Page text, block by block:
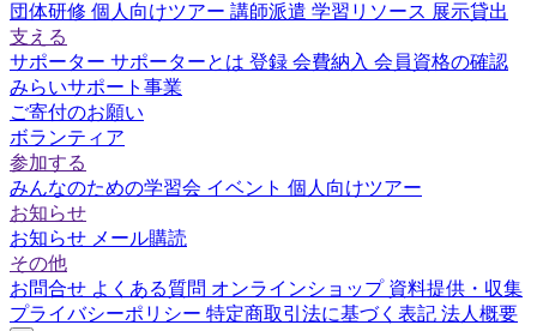
団体研修 個人向けツアー 講師派遣 学習リソース 展示貸出
支える
サポーター サポーターとは 登録 会費納入 会員資格の確認
みらいサポート事業
ご寄付のお願い
ボランティア
参加する
みんなのための学習会 イベント 個人向けツアー
お知らせ
お知らせ メール購読
その他
お問合せ よくある質問 オンラインショップ 資料提供・収集
プライバシーポリシー 特定商取引法に基づく表記 法人概要